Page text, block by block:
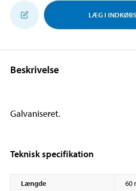
LÆG I
Beskrivelse
Galvaniseret.
Teknisk specifikation
Længde
60